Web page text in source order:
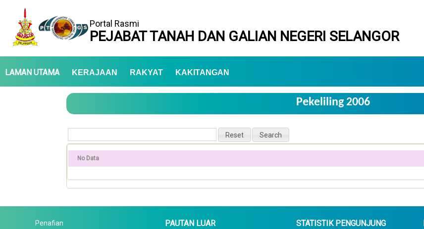
Portal Rasmi
PEJABAT TANAH DAN GALIAN NEGERI SELANGOR
LAMAN UTAMA KERAJAAN RAKYAT KAKITANGAN
Pekeliling 2006
No Data
Penafian PAUTAN LUAR STATISTIK PENGUNJUNG